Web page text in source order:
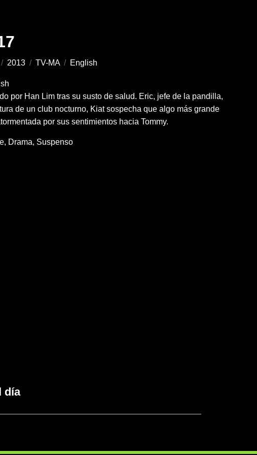
/ 2013 / TV-MA / English
por Han Lim tras su susto de salud. Eric, jefe de la pandilla,
de un club nocturno, Kiat sospecha que algo más grande
por sus sentimientos hacia Tommy.
Drama Suspenso
día